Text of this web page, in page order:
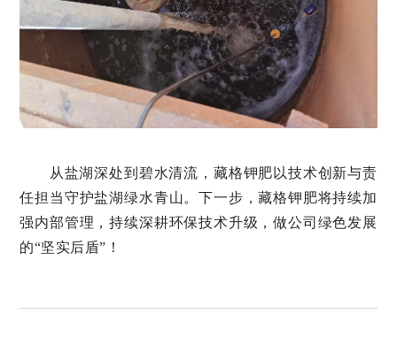
从盐湖深处到碧水清流，藏格钾肥以技术创新与责
任担当守护盐湖绿水青山。下一步，藏格钾肥将持续加
强内部管理，持续深耕环保技术升级，做公司绿色发展
的“坚实后盾”！